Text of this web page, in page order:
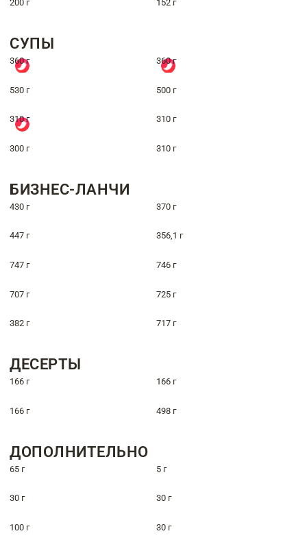
200 г 152 г
СУПЫ
360 г 360 г
530 г 500 г
310 г 310 г
300 г 310 г
БИЗНЕС-ЛАНЧИ
430 г 370 г
447 г 356,1 г
747 г 746 г
707 г 725 г
382 г 717 г
ДЕСЕРТЫ
166 г 166 г
166 г 498 г
ДОПОЛНИТЕЛЬНО
65 г 5 г
30 г 30 г
100 г 30 г